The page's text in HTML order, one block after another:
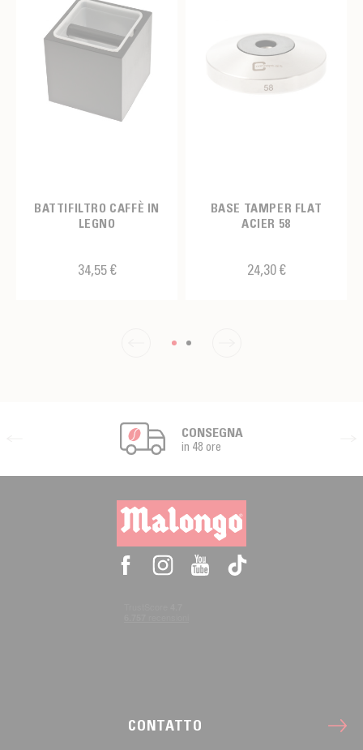
BATTIFILTRO CAFFÈ IN
LEGNO
34,55 €
BASE TAMPER FLAT
ACIER 58
24,30 €
CONSEGNA
in 48 ore
CONTATTO